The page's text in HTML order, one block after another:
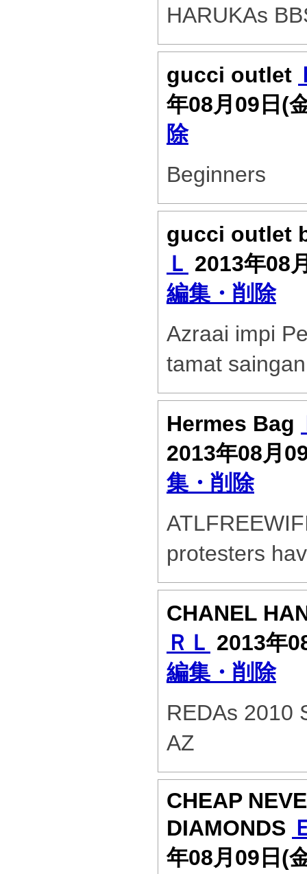
HARUKAs
gucci outlet
年08月09日(
除
Beginners
gucci outlet
Ｌ 2013年08
編集・削除
Azraai impi
tamat saingan
Hermes Bag
2013年08月
集・削除
protesters
CHANEL
ＲＬ 2013年
編集・削除
REDAs 2010
AZ
CHEAP
DIAMONDS
年08月09日(